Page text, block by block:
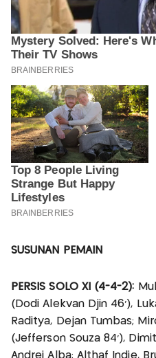
SUSUNAN PEMAIN
PERSIS SOLO XI (4-4-2):
(Dodi Alekvan Djin 46’),
Raditya, Dejan Tumbas;
(Jefferson Souza 84’),
Andrei Alba; Althaf Indie,